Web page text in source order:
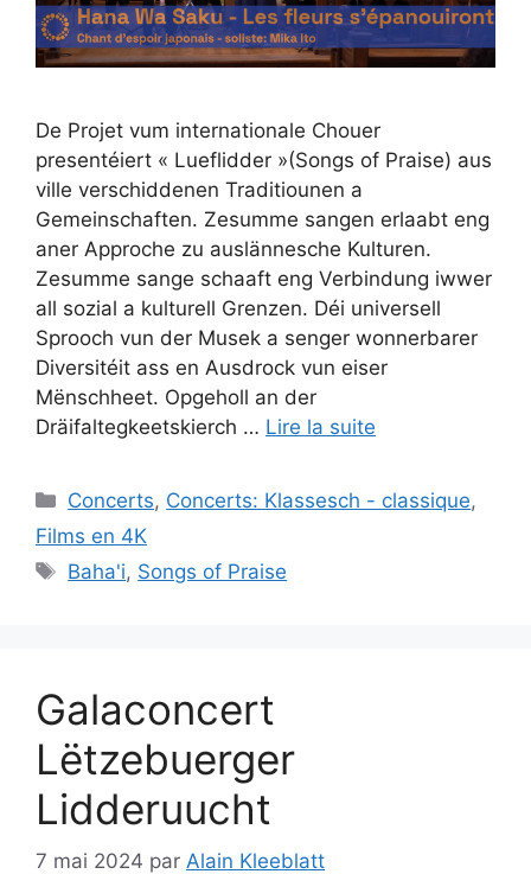
De Projet vum internationale Chouer
presentéiert « Lueflidder »(Songs of Praise) aus
ville verschiddenen Traditiounen a
Gemeinschaften. Zesumme sangen erlaabt eng
aner Approche zu auslännesche Kulturen.
Zesumme sange schaaft eng Verbindung iwwer
all sozial a kulturell Grenzen. Déi universell
Sprooch vun der Musek a senger wonnerbarer
Diversitéit ass en Ausdrock vun eiser
Mënschheet. Opgeholl an der
Dräifaltegkeetskierch … Lire la suite
Catégories
Concerts, Concerts: Klassesch - classique,
Films en 4K
Étiquettes
Baha'i, Songs of Praise
Galaconcert
Lëtzebuerger
Lidderuucht
7 mai 2024 par Alain Kleeblatt